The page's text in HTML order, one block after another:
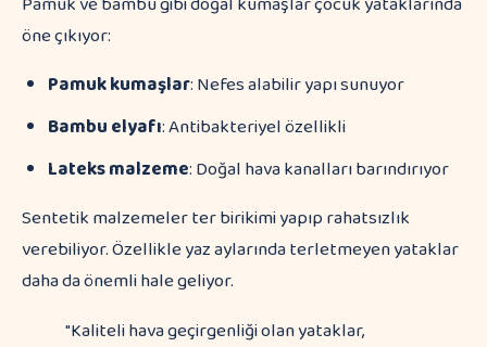
öne çıkıyor:
Pamuk kumaşlar: Nefes alabilir yapı sunuyor
Bambu elyafı: Antibakteriyel özellikli
Lateks malzeme: Doğal hava kanalları barındırıyor
Sentetik malzemeler ter birikimi yapıp rahatsızlık
verebiliyor. Özellikle yaz aylarında terletmeyen yataklar
daha da önemli hale geliyor.
"Kaliteli hava geçirgenliği olan yataklar,